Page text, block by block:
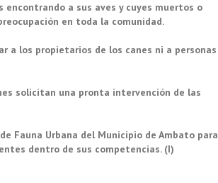
a sus aves y cuyes muertos o
en toda la comunidad.
a los propietarios de los canes ni a personas
solicitan una pronta intervención de las
Fauna Urbana del Municipio de Ambato para
dentro de sus competencias. (I)